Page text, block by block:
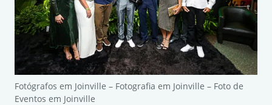
Fotógrafos em Joinville – Fotografia em Joinville – Foto de
Eventos em Joinville